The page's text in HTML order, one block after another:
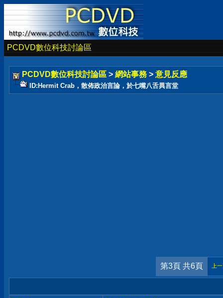
PCDVD數位科技討論區
PCDVD數位科技討論區 > 網站事務 > 意見反應
ID:Hermit Crab，散佈政治言論，於七嘴八舌異言堂
第3頁 共6頁 上